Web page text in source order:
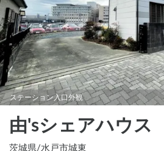
ステーション入口外観
由'sシェアハウス
茨城県/水戸市城東